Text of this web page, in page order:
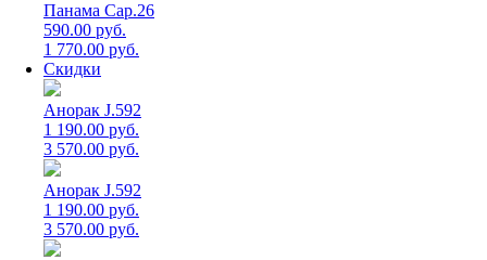
Панама Cap.26
590.00 руб.
1 770.00 руб.
Скидки
Анорак J.592
1 190.00 руб.
3 570.00 руб.
Анорак J.592
1 190.00 руб.
3 570.00 руб.